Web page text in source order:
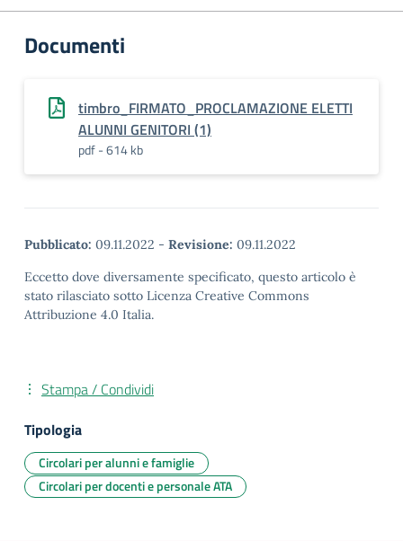
Documenti
timbro_FIRMATO_PROCLAMAZIONE ELETTI
ALUNNI GENITORI (1)
pdf - 614 kb
Pubblicato: 09.11.2022 - Revisione: 09.11.2022
Eccetto dove diversamente specificato, questo articolo è
stato rilasciato sotto Licenza Creative Commons
Attribuzione 4.0 Italia.
Stampa / Condividi
Tipologia
Circolari per alunni e famiglie
Circolari per docenti e personale ATA